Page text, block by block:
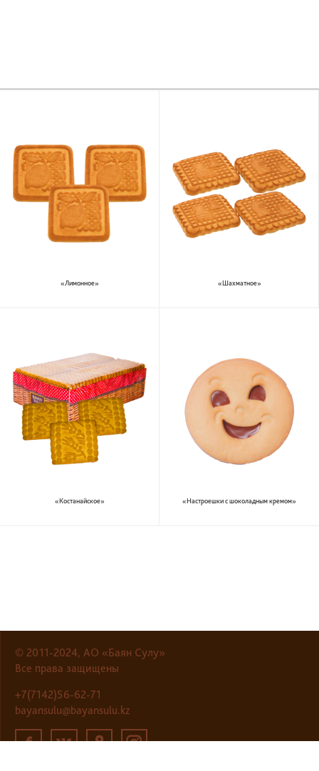
«Лимонное» «Шахматное»
«Костанайское» «Настроешки с шоколадным кремом»
© 2011-2024, АО «Баян Сулу»
Все права защищены
+7(7142)56-62-71
bayansulu@bayansulu.kz